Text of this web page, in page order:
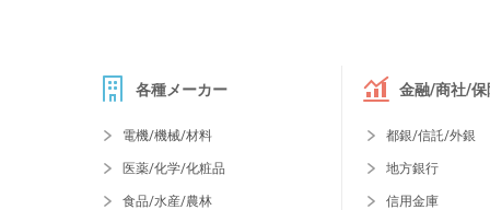
各種メーカー
電機/機械/材料
医薬/化学/化粧品
食品/水産/農林
金融/商社/保
都銀/信託/外銀
地方銀行
信用金庫